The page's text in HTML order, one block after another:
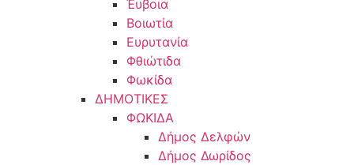
Έυβοια
Βοιωτία
Ευρυτανία
Φθιώτιδα
Φωκίδα
ΔΗΜΟΤΙΚΕΣ
ΦΩΚΙΔΑ
Δήμος Δελφών
Δήμος Δωρίδος